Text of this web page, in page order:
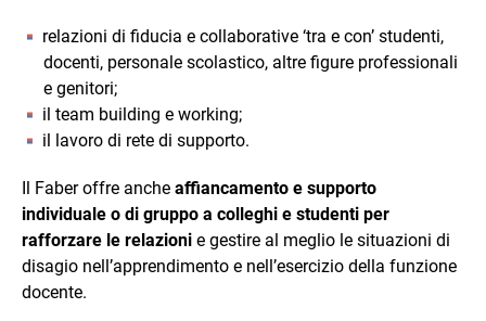
relazioni di fiducia e collaborative ‘tra e con’ studenti,
docenti, personale scolastico, altre figure professionali
e genitori;
il team building e working;
il lavoro di rete di supporto.
Il Faber offre anche affiancamento e supporto
individuale o di gruppo a colleghi e studenti per
rafforzare le relazioni e gestire al meglio le situazioni di
disagio nell’apprendimento e nell’esercizio della funzione
docente.